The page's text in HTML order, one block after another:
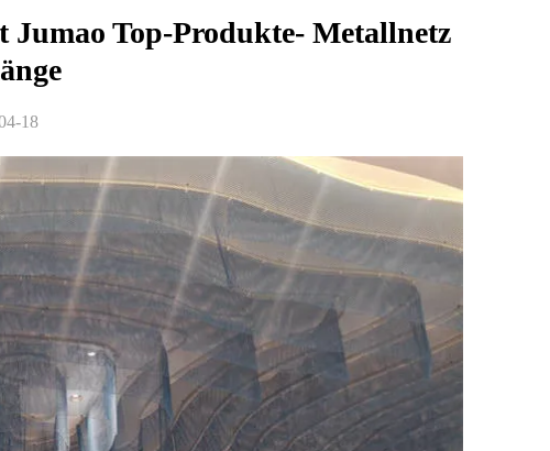
Top-Produkte- Metallnetz
18